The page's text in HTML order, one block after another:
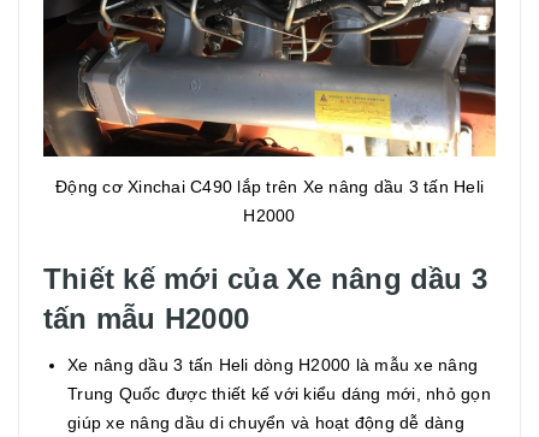
Động cơ Xinchai C490 lắp trên Xe nâng dầu 3 tấn Heli
H2000
Thiết kế mới của Xe nâng dầu 3
tấn mẫu H2000
Xe nâng dầu 3 tấn Heli dòng H2000 là mẫu xe nâng
Trung Quốc được thiết kế với kiểu dáng mới, nhỏ gọn
giúp xe nâng dầu di chuyển và hoạt động dễ dàng